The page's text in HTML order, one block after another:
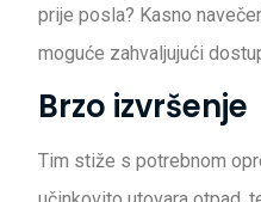
prije posla? Kasno
moguće zahvaljujući
Brzo izvršenje
Tim stiže s potrebnom